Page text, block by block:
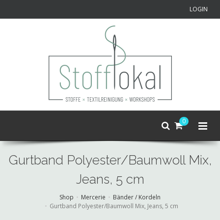
LOGIN
0
Gurtband Polyester/Baumwoll Mix,
Jeans, 5 cm
Shop Mercerie
Bänder / Kordeln
Gurtband Polyester/Baumwoll Mix, Jeans, 5 cm